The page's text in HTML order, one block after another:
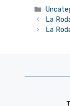
La
La